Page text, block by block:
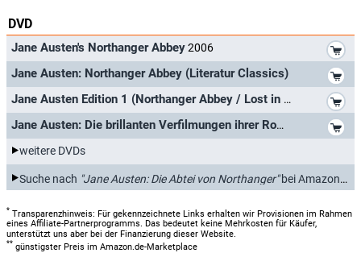
DVD
Jane Austen's Northanger Abbey2006
Jane Austen: Northanger Abbey (Literatur Classics)
Jane Austen Edition 1 (Northanger Abbey / Lost in Austen / Emma) (6 DVDs)
Jane Austen: Die brillanten Verfilmungen ihrer Romane (20 DVDs)
weitere DVDs
Suche nach "Jane Austen: Die Abtei von Northanger"bei Amazon.de
* Transparenzhinweis: Für gekennzeichnete Links erhalten wir Provisionen im Rahmen
eines Affiliate-Partnerprogramms. Das bedeutet keine Mehrkosten für Käufer,
unterstützt uns aber bei der Finanzierung dieser Website.
** günstigster Preis im Amazon.de-Marketplace